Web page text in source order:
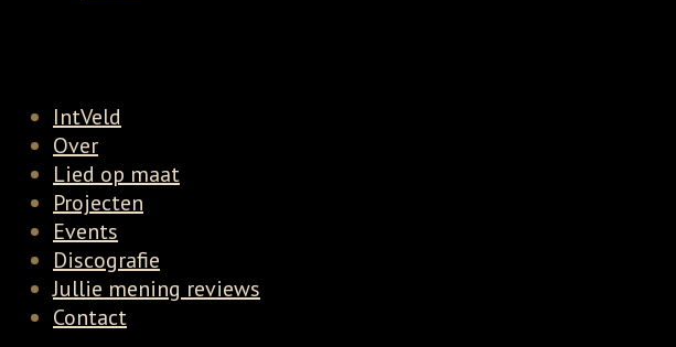
IntVeld
Over
Lied op maat
Projecten
Events
Discografie
Jullie mening reviews
Contact